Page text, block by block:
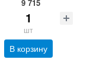
9 715
шт
В корзину